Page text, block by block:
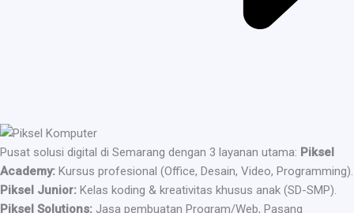
Pusat solusi digital di Semarang dengan 3 layanan utama: Piksel
Academy: Kursus profesional (Office, Desain, Video, Programming).
Piksel Junior: Kelas koding & kreativitas khusus anak (SD-SMP).
Piksel Solutions: Jasa pembuatan Program/Web, Pasang